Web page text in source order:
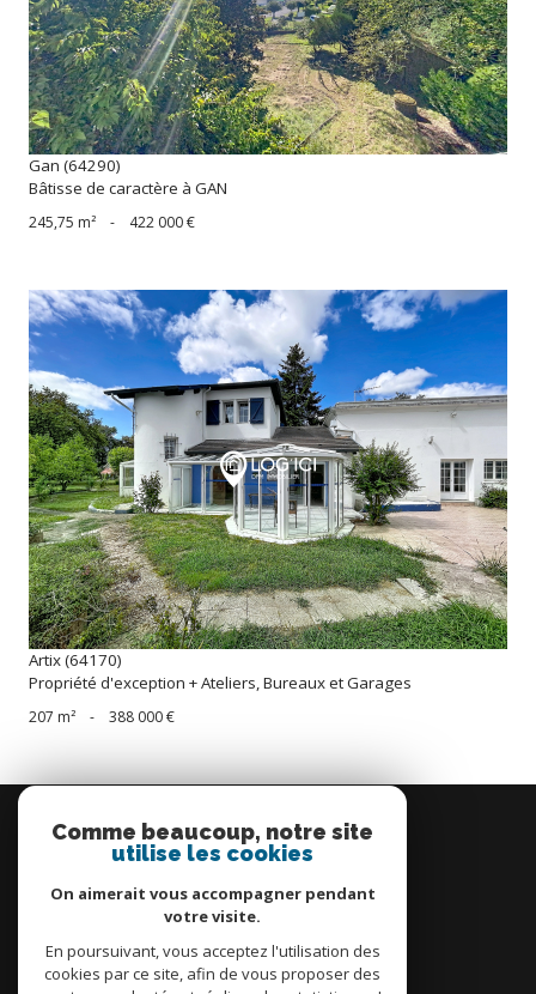
Gan (64290)
Bâtisse de caractère à GAN
245,75 m² - 422 000 €
voir le bien
Artix (64170)
Propriété d'exception + Ateliers, Bureaux et Garages
207 m² - 388 000 €
connecter
Comme beaucoup, notre site
utilise les cookies
On aimerait vous accompagner pendant
votre visite.
En poursuivant, vous acceptez l'utilisation des
cookies par ce site, afin de vous proposer des